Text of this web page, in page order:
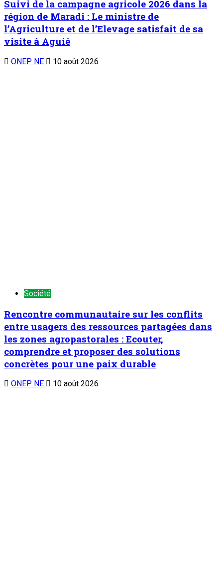
TENDANCE MAINTENANT
Chronique d’un entretien : Le Général Tiani a parlé…(6)